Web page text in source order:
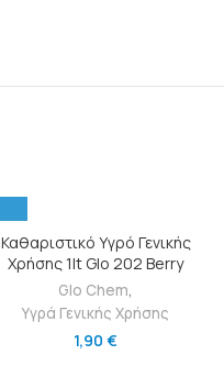
Καθαριστικό Υγρό Γενικής
Χρήσης 1lt Glo 202 Berry
Glo Chem,
Υγρά Γενικής Χρήσης
1,90 €